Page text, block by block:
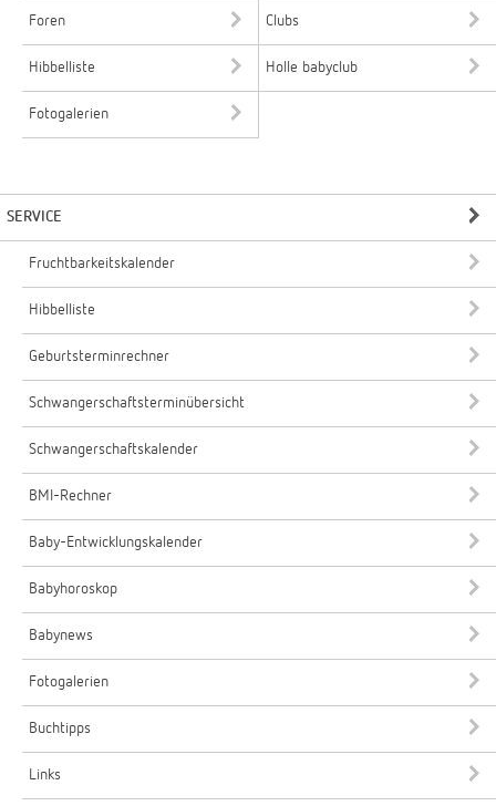
Foren Clubs
Hibbelliste Holle babyclub
Fotogalerien
SERVICE
Fruchtbarkeitskalender
Hibbelliste
Geburtsterminrechner
Schwangerschaftsterminübersicht
Schwangerschaftskalender
BMI-Rechner
Baby-Entwicklungskalender
Babyhoroskop
Babynews
Fotogalerien
Buchtipps
Links